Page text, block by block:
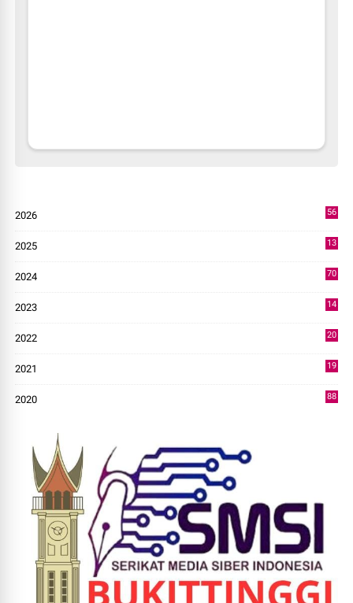
2026
56
2025
13
2024
70
2023
14
2022
20
2021
19
2020
88